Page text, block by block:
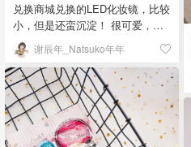
兑换商城兑换的LED化妆镜，比较
小，但是还蛮沉淀！ 很可爱，出
门旅行带着也挺方便的。 如果是
放在家里用的话，建议买个更大
一点的（因为我………脸大🙃）
「该晒货来自@谢辰年_Natsuko
年年-北美省钱快报，版权归原作
者所有」
谢辰年_Natsuko年年